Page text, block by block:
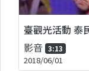
臺觀光活動 泰
影音 3:13
2018/06/01